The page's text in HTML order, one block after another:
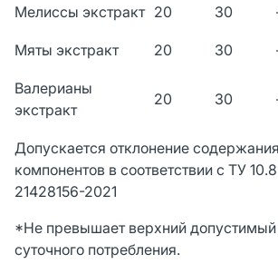
Мелиссы экстракт 20 30
Мяты экстракт 20 30
Валерианы
экстракт
20 30
Допускается отклонение
компонентов в соответствии с ТУ
21428156-2021
*Не превышает верхний допустимый
суточного потребления.